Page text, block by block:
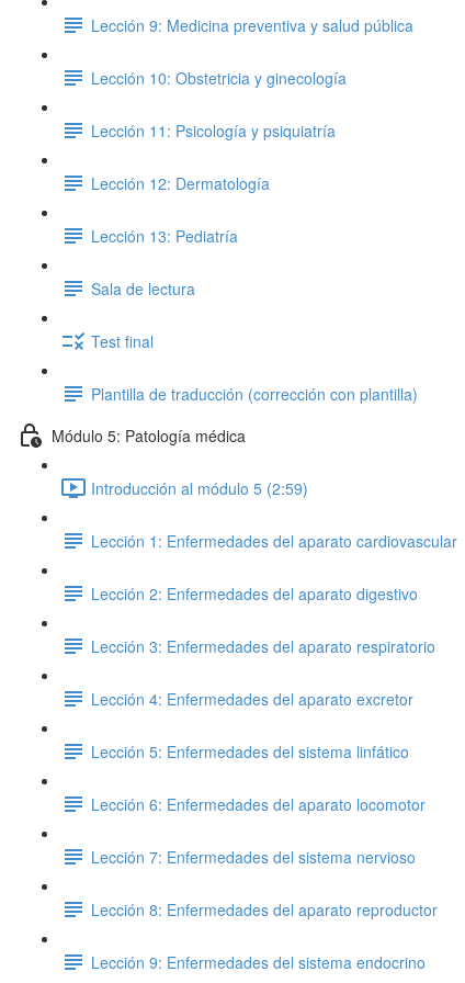
Lección 9: Medicina preventiva y salud pública
Lección 10: Obstetricia y ginecología
Lección 11: Psicología y psiquiatría
Lección 12: Dermatología
Lección 13: Pediatría
Sala de lectura
Test final
Plantilla de traducción (corrección con plantilla)
Módulo 5: Patología médica
Introducción al módulo 5 (2:59)
Lección 1: Enfermedades del aparato cardiovascular
Lección 2: Enfermedades del aparato digestivo
Lección 3: Enfermedades del aparato respiratorio
Lección 4: Enfermedades del aparato excretor
Lección 5: Enfermedades del sistema linfático
Lección 6: Enfermedades del aparato locomotor
Lección 7: Enfermedades del sistema nervioso
Lección 8: Enfermedades del aparato reproductor
Lección 9: Enfermedades del sistema endocrino